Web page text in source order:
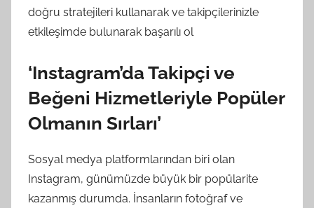
doğru stratejileri kullanarak ve takipçilerinizle
etkileşimde bulunarak başarılı ol
‘Instagram’da Takipçi ve
Beğeni Hizmetleriyle Popüler
Olmanın Sırları’
Sosyal medya platformlarından biri olan
Instagram, günümüzde büyük bir popülarite
kazanmış durumda. İnsanların fotoğraf ve